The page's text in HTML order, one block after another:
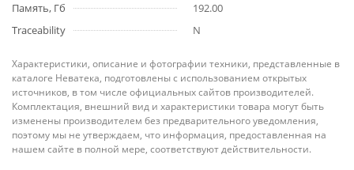
Память, Гб
192.00
Traceability
N
Характеристики, описание и фотографии техники, представленные в
каталоге Неватека, подготовлены с использованием открытых
источников, в том числе официальных сайтов производителей.
Комплектация, внешний вид и характеристики товара могут быть
изменены производителем без предварительного уведомления,
поэтому мы не утверждаем, что информация, предоставленная на
нашем сайте в полной мере, соответствуют действительности.